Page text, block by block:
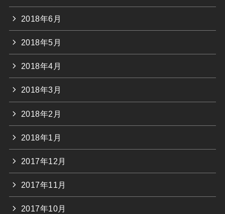
2018年6月
2018年5月
2018年4月
2018年3月
2018年2月
2018年1月
2017年12月
2017年11月
2017年10月